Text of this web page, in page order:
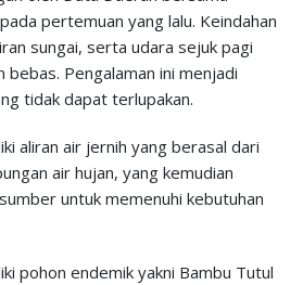
pertemuan yang lalu. Keindahan
sungai, serta udara sejuk pagi
Pengalaman ini menjadi
tidak dapat terlupakan.
aliran air jernih yang berasal dari
air hujan, yang kemudian
untuk memenuhi kebutuhan
pohon endemik yakni Bambu Tutul